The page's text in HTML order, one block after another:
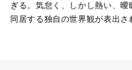
ぎる。気怠く、しかし熱い、
同居する独自の世界観が表出さ